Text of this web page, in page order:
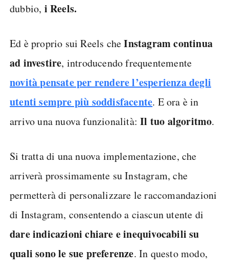
dubbio, i Reels.
Ed è proprio sui Reels cheInstagram continua
ad investire, introducendo frequentemente
novità pensate per rendere l’esperienza degli
utenti sempre più soddisfacente. E ora è in
arrivo una nuova funzionalità:Il tuo algoritmo.
Si tratta di una nuova implementazione, che
arriverà prossimamente su Instagram, che
permetterà di personalizzare le raccomandazioni
di Instagram, consentendo a ciascun utente di
dare indicazioni chiare e inequivocabili su
quali sono le sue preferenze. In questo modo,